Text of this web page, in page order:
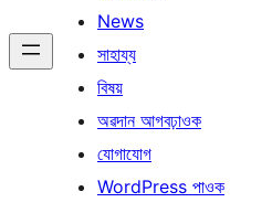
News
সাহায্য
বিষয়
অৱদান আগবঢ়াওক
যোগাযোগ
WordPress পাওক